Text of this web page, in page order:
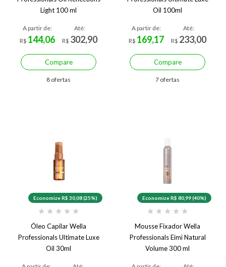
Light 100 ml
A partir de:
R$ 144,06
Até:
R$ 302,90
Compare
8 ofertas
Oil 100ml
A partir de:
R$ 169,17
Até:
R$ 233,00
Compare
7 ofertas
Economize R$ 30,08 (25%)
★ ★ ★ ★ ★
Óleo Capilar Wella
Professionals Ultimate Luxe
Oil 30ml
Economize R$ 80,99 (40%)
★ ★ ★ ★ ★
Mousse Fixador Wella
Professionals Eimi Natural
Volume 300 ml